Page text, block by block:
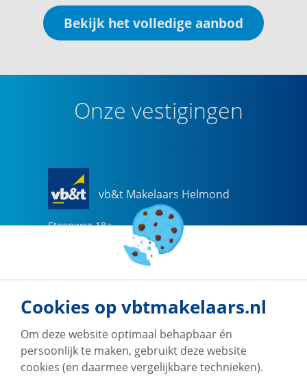
Bekijk het volledige aanbod
Onze vestigingen
vb&t Makelaars Helmond
Steenweg 18a
helmond@vbtmakelaars.nl
Naar vestiging
Cookies op vbtmakelaars.nl
Om deze website optimaal behapbaar én
persoonlijk te maken, gebruikt deze website
cookies (en daarmee vergelijkbare technieken).